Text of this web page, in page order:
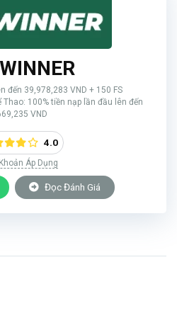
đến 39,978,283 VND + 150 FS
Thao: 100% tiền nạp lần đầu lên đến
VND
4.0
Áp Dụng
Đọc Đánh Giá